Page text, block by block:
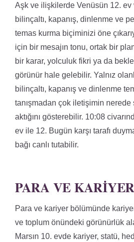
Aşk ve ilişkilerde Venüsün 12.
bilinçaltı, kapanış, dinlenme ve
temas kurma biçiminizi öne
için bir mesajın tonu, ortak bir
bir karar, yolculuk fikri ya da
görünür hale gelebilir. Yalnız
bilinçaltı, kapanış ve dinlenme
tanışmadan çok iletişimin nerede
aktığını gösterebilir. 10:08
ev ile 12. Bugün karşı tarafı
bağı canlı tutabilir.
PARA VE KARIYER
Para ve kariyer bölümünde
ve toplum önündeki görünürlük
Marsın 10. evde kariyer, statü,